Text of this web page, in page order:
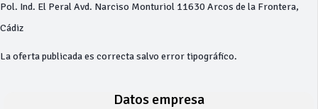
Pol. Ind. El Peral Avd. Narciso Monturiol 11630 Arcos de la Frontera,
Cádiz
La oferta publicada es correcta salvo error tipográfico.
Datos empresa